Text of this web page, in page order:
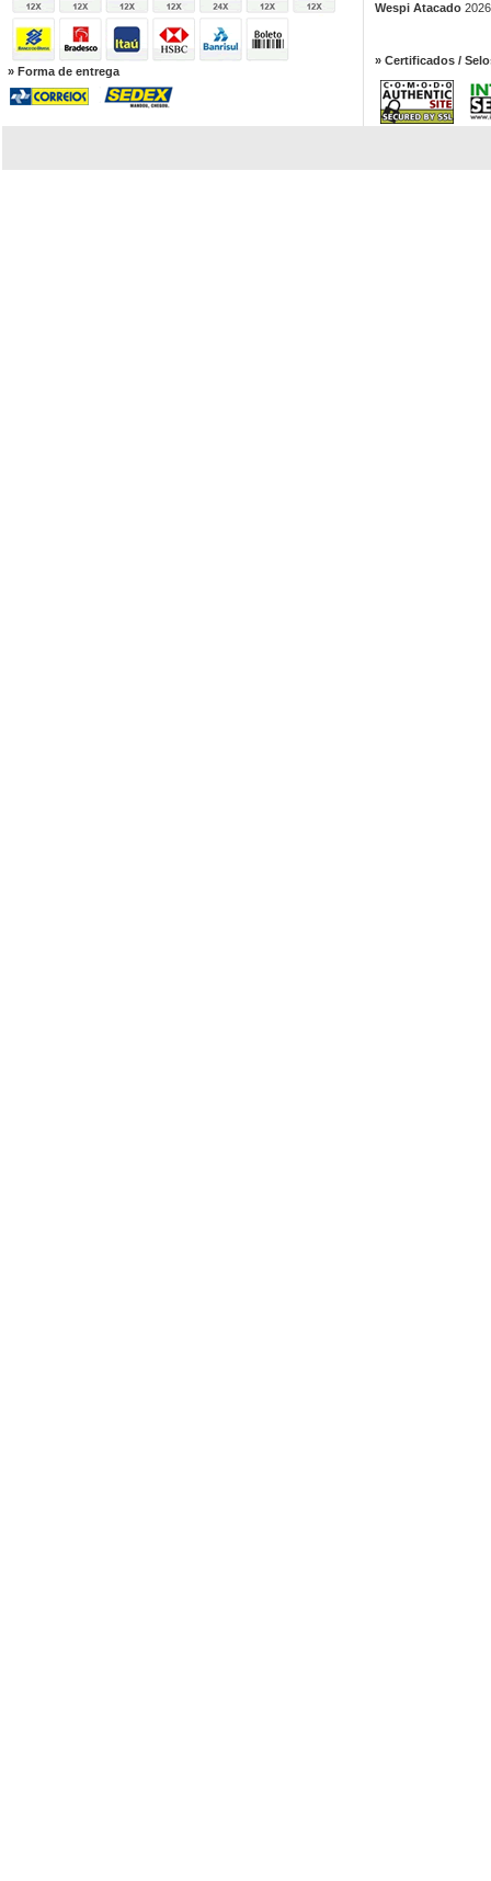
» Forma de entrega
Wespi Atacado
» Certificados /